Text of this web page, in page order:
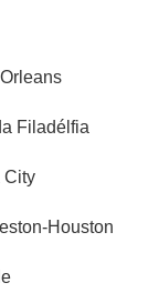
Filadélfia
City
Houston